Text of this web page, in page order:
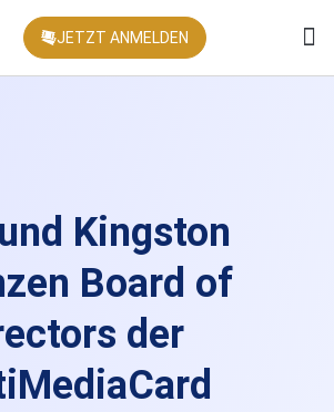
JETZT ANMELDEN
Kingston
Board of
der